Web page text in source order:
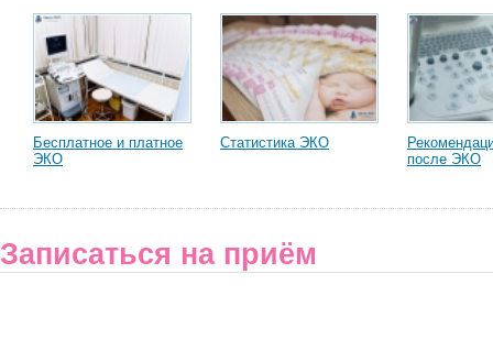
Бесплатное и платное
ЭКО
Статистика ЭКО
после ЭКО
Записаться на приём